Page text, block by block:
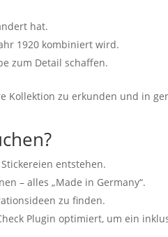
hat.
1920 kombiniert wird.
zum Detail schaffen.
zu erkunden und in
entstehen.
– alles „Made in Germany“.
zu finden.
Plugin optimiert, um ein